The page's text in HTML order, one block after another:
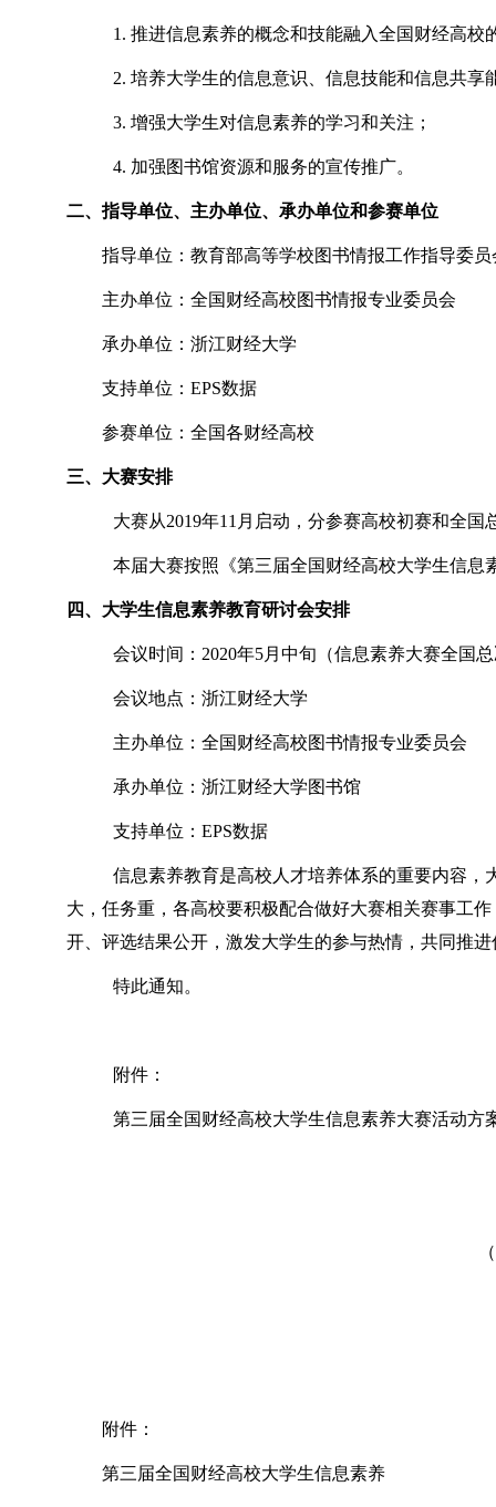
1. 推进信息素养的概念和技能融入全国财经高校
2. 培养大学生的信息意识、信息技能和信息共享
3. 增强大学生对信息素养的学习和关注；
4. 加强图书馆资源和服务的宣传推广。
二、指导单位、主办单位、承办单位和参赛单位
指导单位：教育部高等学校图书情报工作指导委员
主办单位：全国财经高校图书情报专业委员会
承办单位：浙江财经大学
支持单位：EPS数据
参赛单位：全国各财经高校
三、大赛安排
大赛从2019年11月启动，分参赛高校初赛和全
本届大赛按照《第三届全国财经高校大学生信息
四、大学生信息素养教育研讨会安排
会议时间：2020年5月中旬（信息素养大赛全国
会议地点：浙江财经大学
主办单位：全国财经高校图书情报专业委员会
承办单位：浙江财经大学图书馆
支持单位：EPS数据
信息素养教育是高校人才培养体系的重要内容
大，任务重，各高校要积极配合做好大赛相关赛事工
开、评选结果公开，激发大学生的参与热情，共同推
特此通知。
附件：
第三届全国财经高校大学生信息素养大赛活动方
（秘书处:浙江财经大
附件：
第三届全国财经高校大学生信息素养